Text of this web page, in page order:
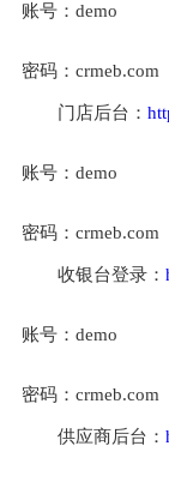
账号：demo
密码：crmeb.com
门店后台：
账号：demo
密码：crmeb.com
收银台登录：
账号：demo
密码：crmeb.com
供应商后台：